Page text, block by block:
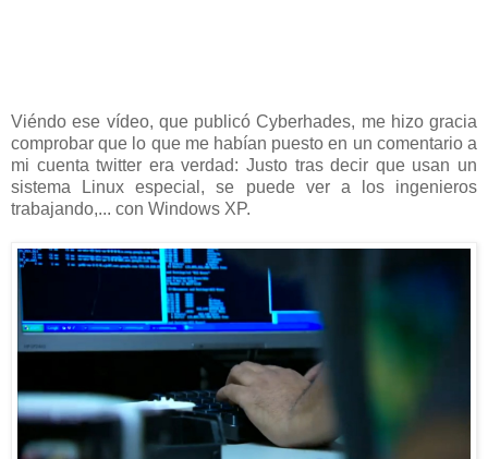
Viéndo ese vídeo, que publicó Cyberhades, me hizo gracia
comprobar que lo que me habían puesto en un comentario a
mi cuenta twitter era verdad: Justo tras decir que usan un
sistema Linux especial, se puede ver a los ingenieros
trabajando,... con Windows XP.